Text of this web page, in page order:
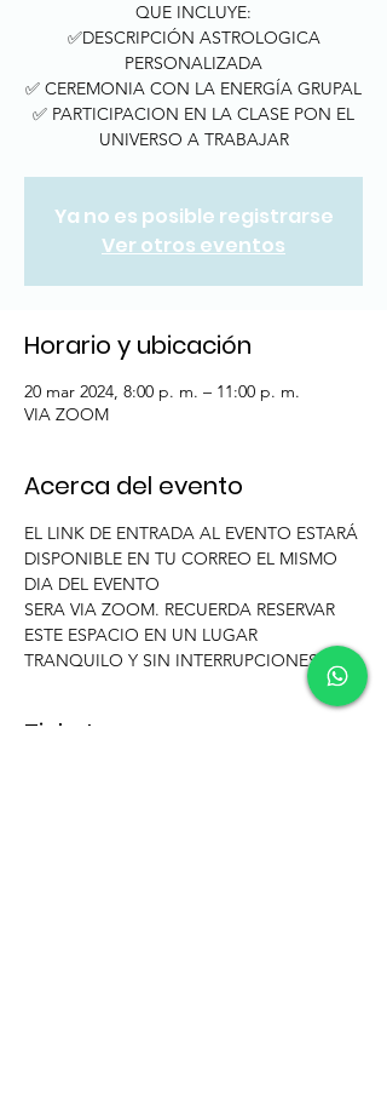
QUE INCLUYE:
✅DESCRIPCIÓN ASTROLOGICA
PERSONALIZADA
✅ CEREMONIA CON LA ENERGÍA GRUPAL
✅ PARTICIPACION EN LA CLASE PON EL
UNIVERSO A TRABAJAR
Ya no es posible registrarse
Ver otros eventos
Horario y ubicación
20 mar 2024, 8:00 p. m. – 11:00 p. m.
VIA ZOOM
Acerca del evento
EL LINK DE ENTRADA AL EVENTO ESTARÁ
DISPONIBLE EN TU CORREO EL MISMO
DIA DEL EVENTO
SERA VIA ZOOM. RECUERDA RESERVAR
ESTE ESPACIO EN UN LUGAR
TRANQUILO Y SIN INTERRUPCIONES
Tickets